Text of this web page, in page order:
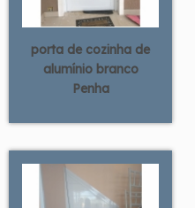
porta de cozinha de
alumínio branco
Penha